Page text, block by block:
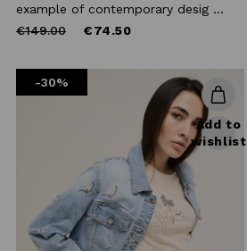
example of contemporary desig ...
Price
€149.00to €74.50
-30%
Add to
wishlist